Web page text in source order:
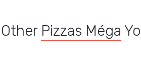
Other Pizzas Méga